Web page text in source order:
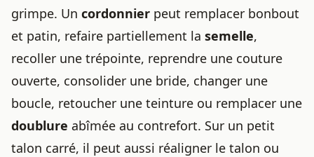
grimpe. Un cordonnier peut remplacer bonbout
et patin, refaire partiellement la semelle,
recoller une trépointe, reprendre une couture
ouverte, consolider une bride, changer une
boucle, retoucher une teinture ou remplacer une
doublure abîmée au contrefort. Sur un petit
talon carré, il peut aussi réaligner le talon ou